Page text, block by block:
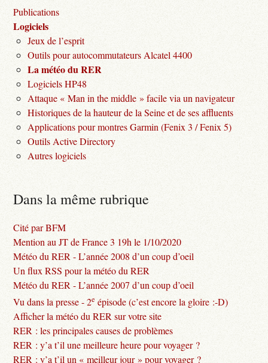
Publications
Logiciels
Jeux de l’esprit
Outils pour autocommutateurs Alcatel 4400
La météo du RER
Logiciels HP48
Attaque « Man in the middle » facile via un navigateur
Historiques de la hauteur de la Seine et de ses affluents
Applications pour montres Garmin (Fenix 3 / Fenix 5)
Outils Active Directory
Autres logiciels
Dans la même rubrique
Cité par BFM
Mention au JT de France 3 19h le 1/10/2020
Météo du RER - L’année 2008 d’un coup d’oeil
Un flux RSS pour la météo du RER
Météo du RER - L’année 2007 d’un coup d’oeil
Vu dans la presse - 2e épisode (c’est encore la gloire :-D)
Afficher la météo du RER sur votre site
RER : les principales causes de problèmes
RER : y’a t’il une meilleure heure pour voyager ?
RER : y’a t’il un « meilleur jour » pour voyager ?